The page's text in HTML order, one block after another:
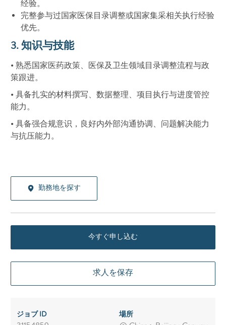
经验。
完整参与过国家医保目录调整或国家集采相关执行经验
优先。
3. 知识与技能
• 熟悉国家医药政策、医保及卫生领域目录调整流程与政
策跟进。
• 具备扎实的材料撰写、数据整理、项目执行与进度管控
能力。
• 具备强合规意识，良好内外部沟通协调、问题解决能力
与抗压能力。
勤務地を探す
今すぐ申し込む
求人を保存
ジョブ ID 場所